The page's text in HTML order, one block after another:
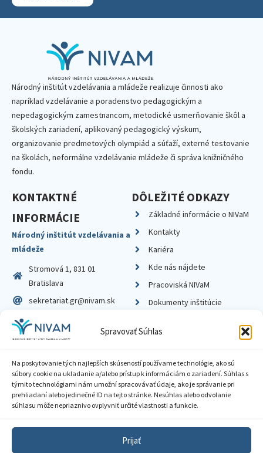
Spravovať Súhlas
Na poskytovanie tých najlepších skúseností používame technológie, ako sú
súbory cookie na ukladanie a/alebo prístup k informáciám o zariadení. Súhlas s
týmito technológiami nám umožní spracovávať údaje, ako je správanie pri
prehliadaní alebo jedinečné ID na tejto stránke. Nesúhlas alebo odvolanie
súhlasu môže nepriaznivo ovplyvniť určité vlastnosti a funkcie.
Prijať
Národný inštitút vzdelávania a mládeže realizuje činnosti ako
napríklad vzdelávanie a poradenstvo pedagogickým a
nepedagogickým zamestnancom, metodické usmerňovanie škôl a
školských zariadení, aplikovaný pedagogický výskum,
organizovanie predmetových olympiád a súťaží, externé testovanie
na školách, neformálne vzdelávanie mládeže či správa knižničného
fondu.
KONTAKTNÉ
INFORMÁCIE
Národný inštitút vzdelávania a
mládeže
Stromová 1, 831 01
Bratislava
sekretariat.gr@nivam.sk
IČO: 00164348
DIČ: 2020798714
DÔLEŽITÉ ODKAZY
Základné informácie o NIVaM
Kontakty
Kariéra
Kde nás nájdete
Pracoviská NIVaM
Dokumenty inštitúcie
Zásady ochrany súkromia
Sprístupnenie informácií